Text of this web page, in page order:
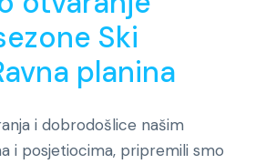
Ski
planina
i dobrodošlice našim
i posjetiocima, pripremili smo